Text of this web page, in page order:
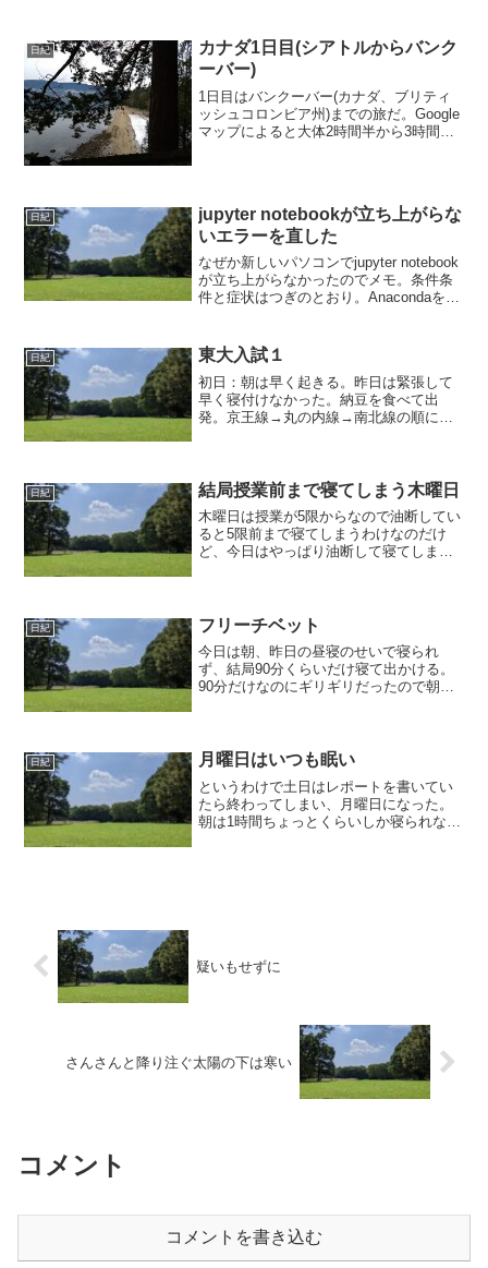
日紀
カナダ1日目(シアトルからバンク
ーバー)
1日目はバンクーバー(カナダ、ブリティ
ッシュコロンビア州)までの旅だ。Google
マップによると大体2時間半から3時間位
日紀
jupyter notebookが立ち上がらな
いエラーを直した
なぜか新しいパソコンでjupyter notebook
が立ち上がらなかったのでメモ。条件条
件と症状はつぎのとおり。Anacondaを使
日紀 東大入試１
初日：朝は早く起きる。昨日は緊張して
早く寝付けなかった。納豆を食べて出
発。京王線→丸の内線→南北線の順に電
宿に通っていたのになにや...
日紀 結局授業前まで寝てしまう木曜日
木曜日は授業が5限からなので油断してい
ると5限前まで寝てしまうわけなのだけ
ど、今日はやっぱり油断して寝てしまっ
多分勉強してもあんまり...
日紀 フリーチベット
今日は朝、昨日の昼寝のせいで寝られ
ず、結局90分くらいだけ寝て出かける。
90分だけなのにギリギリだったので朝ご
自己組織化マップ・ター...
日紀 月曜日はいつも眠い
というわけで土日はレポートを書いてい
たら終わってしまい、月曜日になった。
朝は1時間ちょっとくらいしか寝られなか
疑いもせずに
さんさんと降り注ぐ太陽の下は寒い
コメント
コメントを書き込む